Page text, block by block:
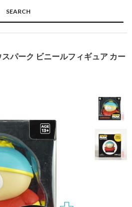
SEARCH
パーク ビニールフィギュア カー